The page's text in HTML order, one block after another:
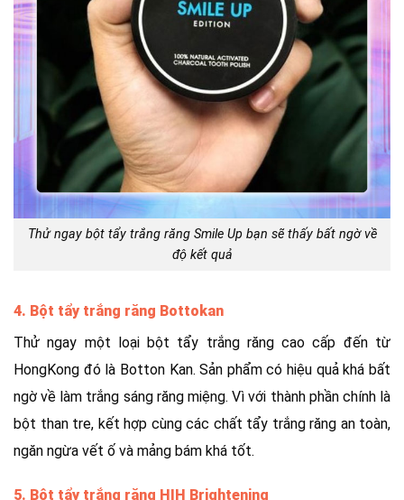
Thử ngay bột tẩy trắng răng Smile Up bạn sẽ thấy bất ngờ về
độ kết quả
4. Bột tẩy trắng răng Bottokan
Thử ngay một loại bột tẩy trắng răng cao cấp đến từ
HongKong đó là Botton Kan. Sản phẩm có hiệu quả khá bất
ngờ về làm trắng sáng răng miệng. Vì với thành phần chính là
bột than tre, kết hợp cùng các chất tẩy trắng răng an toàn,
ngăn ngừa vết ố và mảng bám khá tốt.
5. Bột tẩy trắng răng HIH Brightening